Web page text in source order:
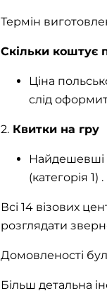
Термін
Скільки коштує
Ціна
слід
2.Квитки на гру
Найдешевші
(категорія 1) .
Всі 14 візових
розглядати
Домовленості
Більш детальна